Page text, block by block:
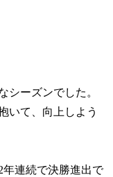
ーズンでした。
いて、向上しよう
連続で決勝進出で